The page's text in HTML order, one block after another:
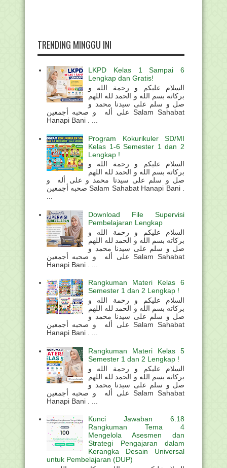
TRENDING MINGGU INI
LKPD Kelas 1 Sampai 6
Lengkap dan Gratis!
السلام عليكم و رحمة الله و
بركاته بسم الله و الحمد لله اللهم
صل و سلم على سيدنا محمد و
على أله و صحبه أجمعين Salam Sahabat
Hanapi Bani . ...
Program Kokurikuler SD/MI
Kelas 1-6 Semester 1 dan 2
Lengkap !
السلام عليكم و رحمة الله و
بركاته بسم الله و الحمد لله اللهم
صل و سلم على سيدنا محمد و على أله و
صحبه أجمعين Salam Sahabat Hanapi Bani .
...
Download File Supervisi
Pembelajaran Lengkap
السلام عليكم و رحمة الله و
بركاته بسم الله و الحمد لله اللهم
صل و سلم على سيدنا محمد و
على أله و صحبه أجمعين Salam Sahabat
Hanapi Bani . ...
Rangkuman Materi Kelas 6
Semester 1 dan 2 Lengkap !
السلام عليكم و رحمة الله و
بركاته بسم الله و الحمد لله اللهم
صل و سلم على سيدنا محمد و
على أله و صحبه أجمعين Salam Sahabat
Hanapi Bani . ...
Rangkuman Materi Kelas 5
Semester 1 dan 2 Lengkap !
السلام عليكم و رحمة الله و
بركاته بسم الله و الحمد لله اللهم
صل و سلم على سيدنا محمد و
على أله و صحبه أجمعين Salam Sahabat
Hanapi Bani . ...
Kunci Jawaban 6.18
Rangkuman Tema 4
Mengelola Asesmen dan
Strategi Pengajaran dalam
Kerangka Desain Universal
untuk Pembelajaran (DUP)